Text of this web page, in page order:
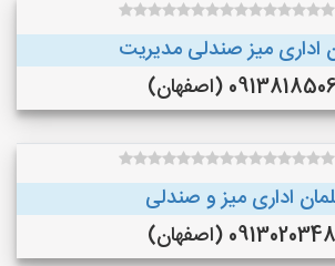
اداری میز صندلی مدیریت
(اصفهان)
اداری میز و صندلی
(اصفهان)